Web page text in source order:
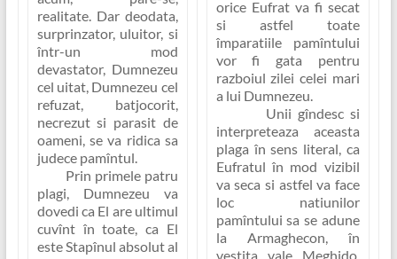
realitate. Dar deodata,
surprinzator, uluitor, si
într-un mod
devastator, Dumnezeu
cel uitat, Dumnezeu cel
refuzat, batjocorit,
necrezut si parasit de
oameni, se va ridica sa
judece pamîntul.
Prin primele patru
plagi, Dumnezeu va
dovedi ca El are ultimul
cuvînt în toate, ca El
este Stapînul absolut al
orice Eufrat va fi secat
si astfel toate
împaratiile pamîntului
vor fi gata pentru
razboiul zilei celei mari
a lui Dumnezeu.
Unii gîndesc si
interpreteaza aceasta
plaga în sens literal, ca
Eufratul în mod vizibil
va seca si astfel va face
loc natiunilor
pamîntului sa se adune
la Armaghecon, în
vestita vale Meghido,